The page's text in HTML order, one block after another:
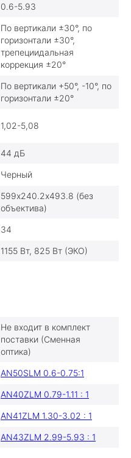
0.6-5.93
По вертикали ±30°, по
горизонтали ±30°,
трепециидальная
коррекция ±20°
По вертикали +50°, -10°, по
горизонтали ±20°
1,02-5,08
44 дБ
Черный
599х240.2х493.8 (без
объектива)
34
1155 Вт, 825 Вт (ЭКО)
Не входит в комплект
поставки (Сменная
оптика)
AN50SLM 0.6-0.75:1
AN40ZLM 0.79-1.11 : 1
AN41ZLM 1.30-3.02 : 1
AN43ZLM 2.99-5.93 : 1